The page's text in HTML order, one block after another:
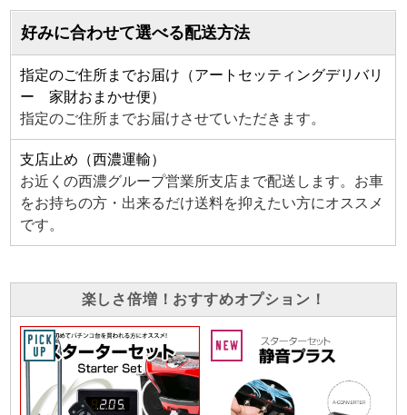
好みに合わせて選べる配送方法
指定のご住所までお届け（アートセッティングデリバリ
ー 家財おまかせ便）
指定のご住所までお届けさせていただきます。
支店止め（西濃運輸）
お近くの西濃グループ営業所支店まで配送します。お車
をお持ちの方・出来るだけ送料を抑えたい方にオススメ
です。
楽しさ倍増！おすすめオプション！